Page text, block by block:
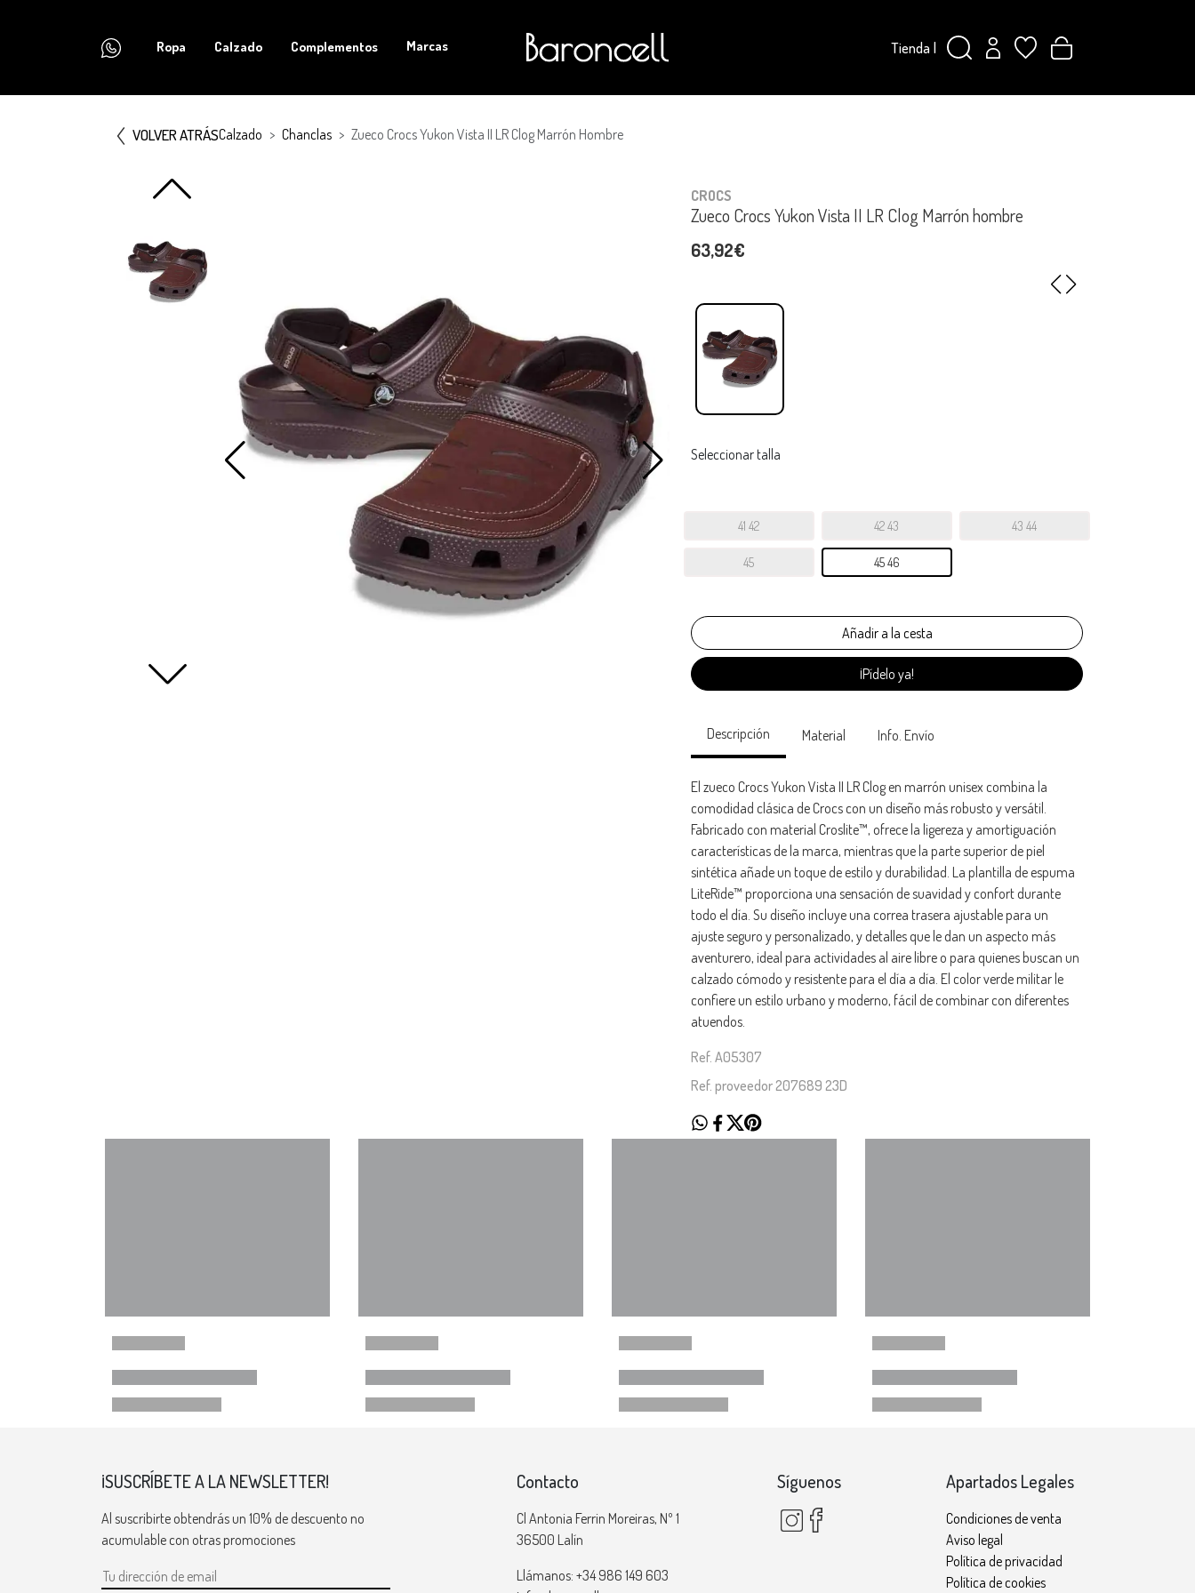
Ropa Calzado Complementos Marcas Tienda|
VOLVER ATRÁSCalzado Chanclas Zueco Crocs Yukon Vista II LR Clog Marrón Hombre
CROCS
Zueco Crocs Yukon Vista II LR Clog Marrón hombre
63,92€
Seleccionar talla
41 42 42 43 43 44
45 45 46
¡Pídelo ya!
Descripción Material Info. Envío
El zueco Crocs Yukon Vista II LR Clog en marrón unisex combina la
comodidad clásica de Crocs con un diseño más robusto y versátil.
Fabricado con material Croslite™, ofrece la ligereza y amortiguación
características de la marca, mientras que la parte superior de piel
sintética añade un toque de estilo y durabilidad. La plantilla de espuma
LiteRide™ proporciona una sensación de suavidad y confort durante
todo el día. Su diseño incluye una correa trasera ajustable para un
ajuste seguro y personalizado, y detalles que le dan un aspecto más
aventurero, ideal para actividades al aire libre o para quienes buscan un
calzado cómodo y resistente para el día a día. El color verde militar le
confiere un estilo urbano y moderno, fácil de combinar con diferentes
atuendos.
Ref. A05307
Ref. proveedor 207689 23D
¡SUSCRÍBETE A LA NEWSLETTER!
Al suscribirte obtendrás un 10% de descuento no
acumulable con otras promociones
Contacto
Cl Antonia Ferrin Moreiras, Nº 1
36500 Lalín
Llámanos: +34 986 149 603
Síguenos Apartados Legales
Condiciones de venta
Aviso legal
Política de privacidad
Política de cookies